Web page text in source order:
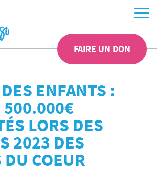
FAIRE UN DON
ENFANTS :
500.000€
LORS DES
2023 DES
DU COEUR